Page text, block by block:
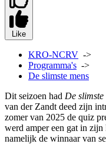
Like
KRO-NCRV ->
Programma's ->
De slimste mens
Dit seizoen had De slimste
van der Zandt deed zijn
zomer van 2025 de quiz
werd amper een gat in
namelijk de winnaar van